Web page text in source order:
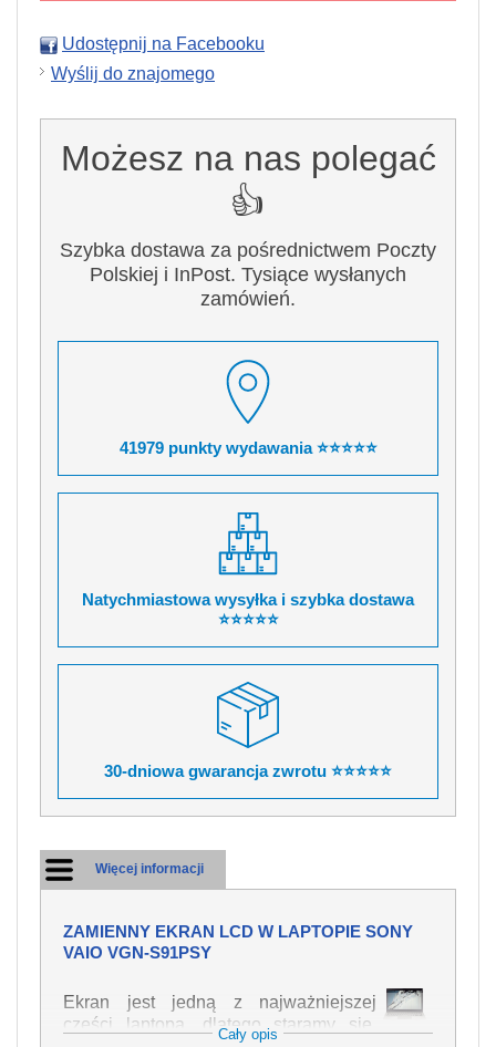
Udostępnij na Facebooku
Wyślij do znajomego
Możesz na nas polegać
👍
Szybka dostawa za pośrednictwem Poczty
Polskiej i InPost. Tysiące wysłanych
zamówień.
41979 punkty wydawania ⭐⭐⭐⭐⭐
Natychmiastowa wysyłka i szybka dostawa
⭐⭐⭐⭐⭐
30-dniowa gwarancja zwrotu ⭐⭐⭐⭐⭐
Więcej informacji
ZAMIENNY EKRAN LCD W LAPTOPIE SONY
VAIO VGN-S91PSY
Ekran jest jedną z najważniejszej
części laptopa, dlatego staramy się,
Cały opis